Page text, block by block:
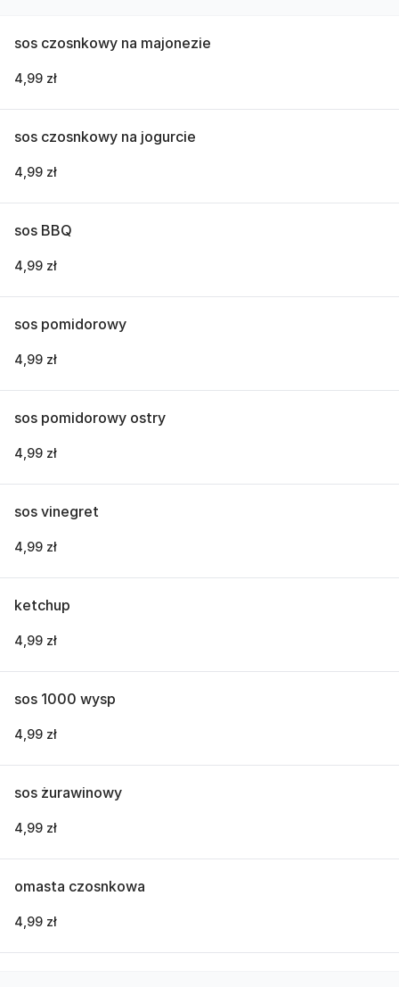
sos czosnkowy na majonezie
4,99 zł
sos czosnkowy na jogurcie
4,99 zł
sos BBQ
4,99 zł
sos pomidorowy
4,99 zł
sos pomidorowy ostry
4,99 zł
sos vinegret
4,99 zł
ketchup
4,99 zł
sos 1000 wysp
4,99 zł
sos żurawinowy
4,99 zł
omasta czosnkowa
4,99 zł